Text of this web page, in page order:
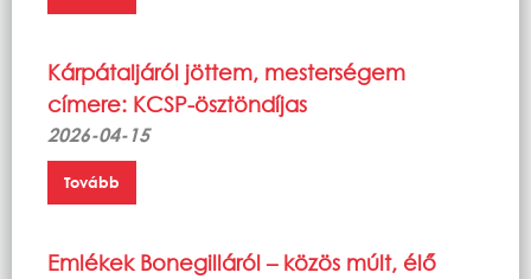
Kárpátaljáról jöttem, mesterségem
címere: KCSP-ösztöndíjas
2026-04-15
Tovább
Emlékek Bonegilláról – közös múlt, élő